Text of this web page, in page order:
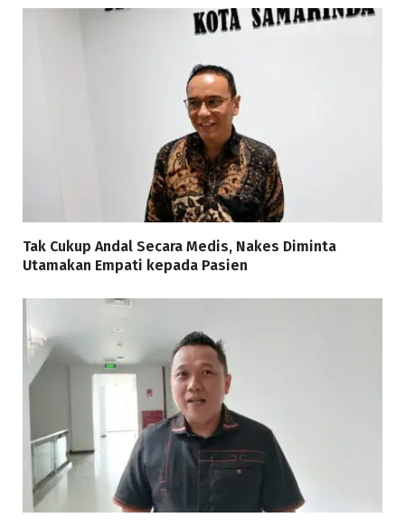
Tak Cukup Andal Secara Medis, Nakes Diminta
Utamakan Empati kepada Pasien